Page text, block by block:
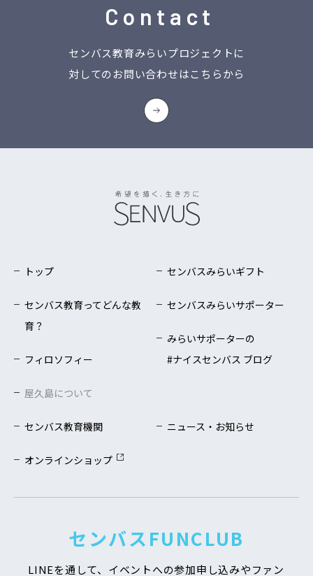
Contact
センバス教育みらいプロジェクトに
対してのお問い合わせはこちらから
トップ
センバス教育ってどんな教
育？
フィロソフィー
屋久島について
センバスみらいギフト
センバスみらいサポーター
みらいサポーターの
#ナイスセンバス ブログ
センバス教育機関 ニュース・お知らせ
オンラインショップ
センバスFUNCLUB
LINEを通して、イベントへの参加申し込みやファン